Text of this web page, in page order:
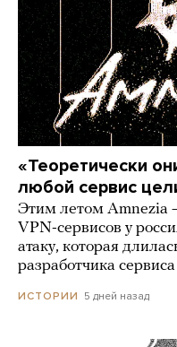
«Теоретически
любой сервис
Этим летом Amnezia
VPN-сервисов у
атаку, которая
разработчика сервиса
ИСТОРИИ 5 дней назад